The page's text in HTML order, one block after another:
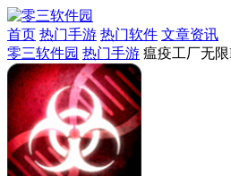
首页 热门手游 热门软件 文章资讯
零三软件园 热门手游 瘟疫工厂无